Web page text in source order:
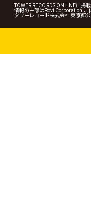
TOWER RECORDS ONLINEに
情報の一部はRovi Corporation.
タワーレコード株式会社 東京都